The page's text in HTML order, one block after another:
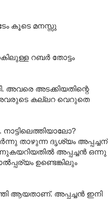
കൂടെ മനസ്സു
റബർ തോട്ടം
അവരെ അടക്കിയതിന്റെ
അവരുടെ കല്ലറ വെറുതെ
താഴുന്ന ദൃശ്യം അപ്പച്ചന്
അപ്പച്ചൻ ഒന്നു
ഉണ്ടെങ്കിലും
ആയതാണ്. അപ്പച്ചൻ ഇനി